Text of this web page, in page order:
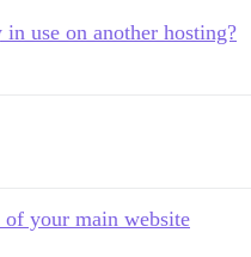
use on another hosting?
your main website